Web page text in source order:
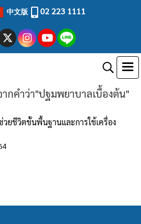
中文版 02 223 1111
กคำว่า"ปฐมพยาบาลเบื้องต้น"
วยชีวิตขั้นพื้นฐานและการใช้เครื่อง